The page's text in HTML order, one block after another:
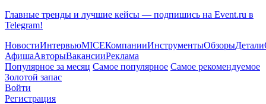
Главные тренды и лучшие кейсы — подпишись на Event.ru в
Telegram!
НовостиИнтервьюMICEКомпанииИнструментыОбзорыДетали
АфишаАвторыВакансииРеклама
Популярное за месяц Самое популярное Самое рекомендуемое
Золотой запас
Войти
Регистрация